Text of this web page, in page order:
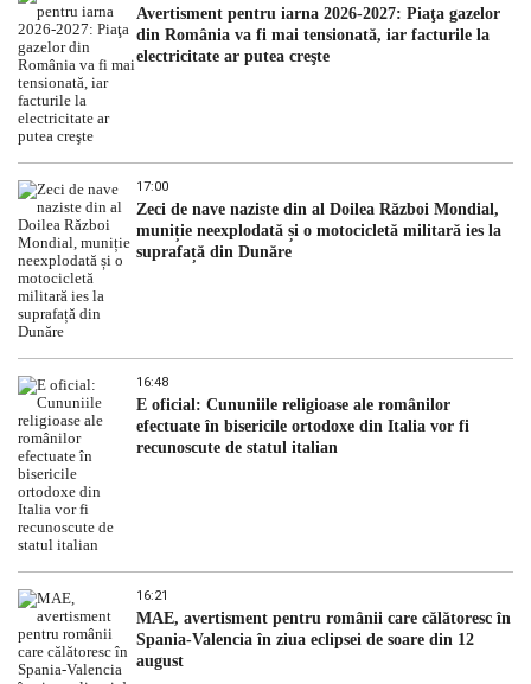
Avertisment pentru iarna 2026-2027: Piaţa gazelor
din România va fi mai tensionată, iar facturile la
electricitate ar putea creşte
17:00
Zeci de nave naziste din al Doilea Război Mondial,
muniție neexplodată și o motocicletă militară ies la
suprafață din Dunăre
16:48
E oficial: Cununiile religioase ale românilor
efectuate în bisericile ortodoxe din Italia vor fi
recunoscute de statul italian
16:21
MAE, avertisment pentru românii care călătoresc în
Spania-Valencia în ziua eclipsei de soare din 12
august